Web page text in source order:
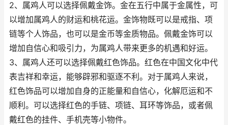
2、属鸡人可以选择佩戴金饰。金在五行中属于金属性，可
以增加属鸡人的财运和桃花运。金饰物既可以是戒指、项
链等个人饰品，也可以是金币等金质物品。佩戴金饰可以
增加自信心和吸引力，为属鸡人带来更多的机遇和好运。
3、属鸡人还可以选择佩戴红色饰品。红色在中国文化中代
表吉祥和幸运，能够辟邪和驱逐不利。对于属鸡人来说，
红色饰品可以增加自身的正能量和自信心，化解厄运和不
顺利。可以选择红色的手链、项链、耳环等饰品，或者佩
戴红色的挂件、手机壳等小物件。